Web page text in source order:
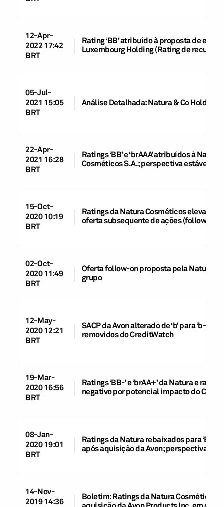
12-Apr-
2022 17:42
BRT
Rating ‘BB’ atribuído à proposta de
Luxembourg Holding (Rating de
05-Jul-
2021 15:05
BRT
Análise Detalhada: Natura & Co Holding
22-Apr-
2021 16:28
BRT
Ratings ‘BB’ e ‘brAAA’ atribuídos à
Cosméticos S.A.; perspectiva estável, 21
15-Oct-
2020 10:19
BRT
Ratings da Natura Cosméticos elevados de
oferta subsequente de ações (follow-
02-Oct-
2020 11:49
BRT
Oferta follow-on proposta pela
grupo
12-May-
2020 12:21
BRT
SACP da Avon alterado de ‘b’ para ‘b-’ e
removidos do CreditWatch
19-Mar-
2020 16:56
BRT
Ratings ‘BB-’ e ‘brAA+’ da Natura e
negativo por potencial impacto do
08-Jan-
2020 19:01
BRT
Ratings da Natura rebaixados para ‘BB-
após aquisição da Avon; perspectiva
14-Nov-
2019 14:36
Boletim: Ratings da Natura Cosméticos